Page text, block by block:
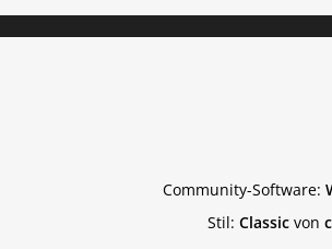
Community-Software:
Stil: Classicvon